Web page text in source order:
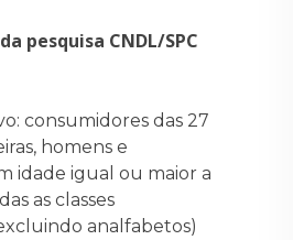
pesquisa CNDL/SPC
consumidores das 27
homens e
idade igual ou maior a
as classes
analfabetos)